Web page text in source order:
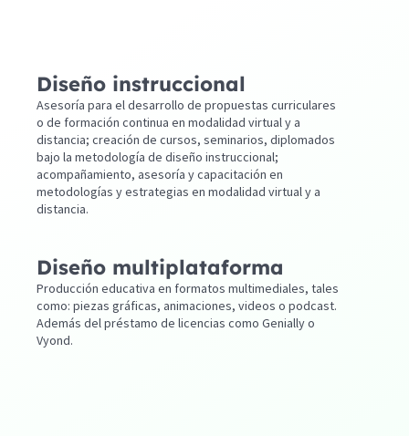
Diseño instruccional
Asesoría para el desarrollo de propuestas curriculares
o de formación continua en modalidad virtual y a
distancia; creación de cursos, seminarios, diplomados
bajo la metodología de diseño instruccional;
acompañamiento, asesoría y capacitación en
metodologías y estrategias en modalidad virtual y a
distancia.
Diseño multiplataforma
Producción educativa en formatos multimediales, tales
como: piezas gráficas, animaciones, videos o podcast.
Además del préstamo de licencias como Genially o
Vyond.